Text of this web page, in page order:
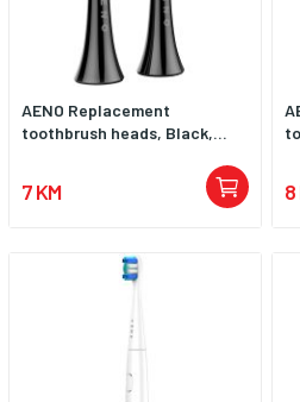
AENO Replacement
toothbrush heads, Black,...
7 KM 8